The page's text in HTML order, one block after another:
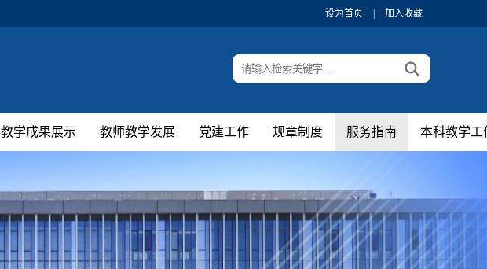
设为首页 加入收藏
教学成果展示 教师教学发展 党建工作 规章制度 服务指南 本科教学工